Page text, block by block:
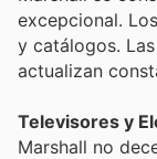
excepcional.
y catálogos.
actualizan
Televisores y
Marshall no